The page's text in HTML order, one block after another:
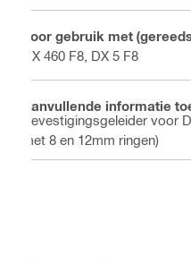
Voor gebruik met
DX 460 F8, DX 5 F8
Aanvullende informatie
Bevestigingsgeleider voor
met 8 en 12mm ringen)